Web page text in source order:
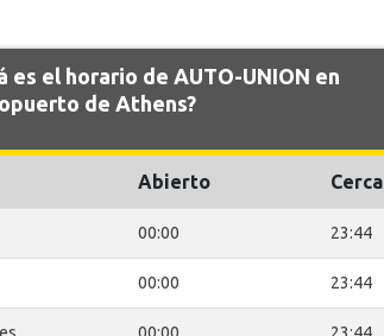
es el horario de AUTO-UNION en
de Athens?
Abierto Cerca
00:00 23:44
00:00 23:44